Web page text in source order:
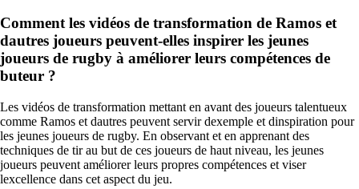
Comment les vidéos de transformation de Ramos et
dautres joueurs peuvent-elles inspirer les jeunes
joueurs de rugby à améliorer leurs compétences de
buteur ?
Les vidéos de transformation mettant en avant des joueurs talentueux
comme Ramos et dautres peuvent servir dexemple et dinspiration pour
les jeunes joueurs de rugby. En observant et en apprenant des
techniques de tir au but de ces joueurs de haut niveau, les jeunes
joueurs peuvent améliorer leurs propres compétences et viser
lexcellence dans cet aspect du jeu.